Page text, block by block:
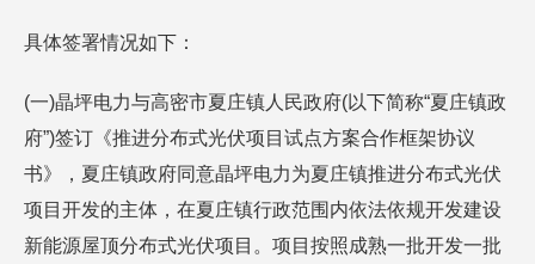
具体签署情况如下：
(一)晶坪电力与高密市夏庄镇人民政府(以下简称“夏庄镇政
府”)签订《推进分布式光伏项目试点方案合作框架协议
书》，夏庄镇政府同意晶坪电力为夏庄镇推进分布式光伏
项目开发的主体，在夏庄镇行政范围内依法依规开发建设
新能源屋顶分布式光伏项目。项目按照成熟一批开发一批